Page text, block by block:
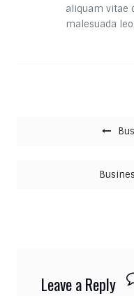
aliquam vitae
malesuada
Leave a Reply